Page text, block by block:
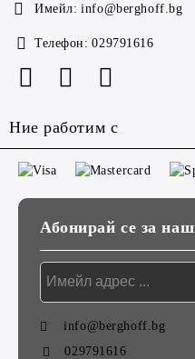
Имейл: info@berghoff.bg
Телефон: 029791616
Ние работим с
Абонирай се за
info@berghoff.bg
029791616